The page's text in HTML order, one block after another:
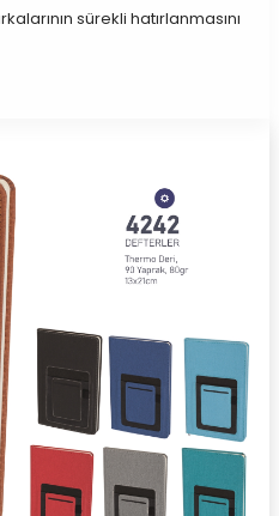
sürekli hatırlanmasını